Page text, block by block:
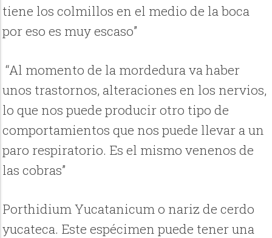
tiene los colmillos en el medio de la boca
por eso es muy escaso”
“Al momento de la mordedura va haber
unos trastornos, alteraciones en los nervios,
lo que nos puede producir otro tipo de
comportamientos que nos puede llevar a un
paro respiratorio. Es el mismo venenos de
las cobras”
Porthidium Yucatanicum o nariz de cerdo
yucateca. Este espécimen puede tener una